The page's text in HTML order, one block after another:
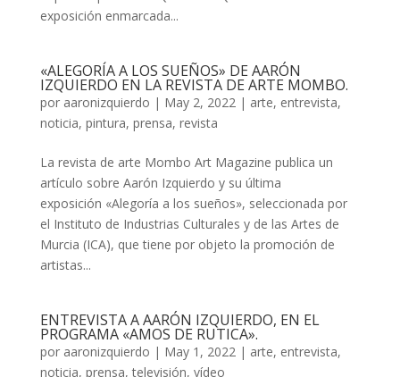
exposición enmarcada...
«ALEGORÍA A LOS SUEÑOS» DE AARÓN
IZQUIERDO EN LA REVISTA DE ARTE MOMBO.
por aaronizquierdo | May 2, 2022| arte, entrevista,
noticia, pintura, prensa, revista
La revista de arte Mombo Art Magazine publica un
artículo sobre Aarón Izquierdo y su última
exposición «Alegoría a los sueños», seleccionada por
el Instituto de Industrias Culturales y de las Artes de
Murcia (ICA), que tiene por objeto la promoción de
artistas...
ENTREVISTA A AARÓN IZQUIERDO, EN EL
PROGRAMA «AMOS DE RUTICA».
por aaronizquierdo | May 1, 2022| arte, entrevista,
noticia, prensa,televisión, vídeo